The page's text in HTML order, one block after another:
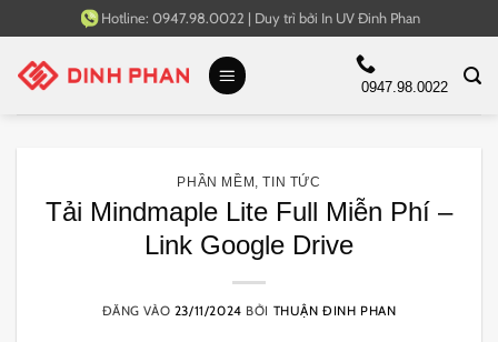
qua
nội
Hotline: 0947.98.0022 | Duy trì bởi In UV Đinh Phan
0947.98.0022
PHẦN MỀM ,TIN TỨC
Tải Mindmaple Lite Full Miễn Phí –
Link Google Drive
ĐĂNG VÀO 23/11/2024 BỞI THUẬN ĐINH PHAN